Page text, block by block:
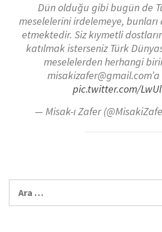
Dün olduğu gibi bugün de
meselelerini irdelemeye,
etmektedir. Siz kıymetli
katılmak isterseniz Türk
meselelerden herhangi
pic.twitter.com/
— Misak-ı Zafer